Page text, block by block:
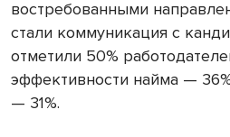
востребованными
стали коммуникация с
отметили 50%
эффективности найма —
— 31%.